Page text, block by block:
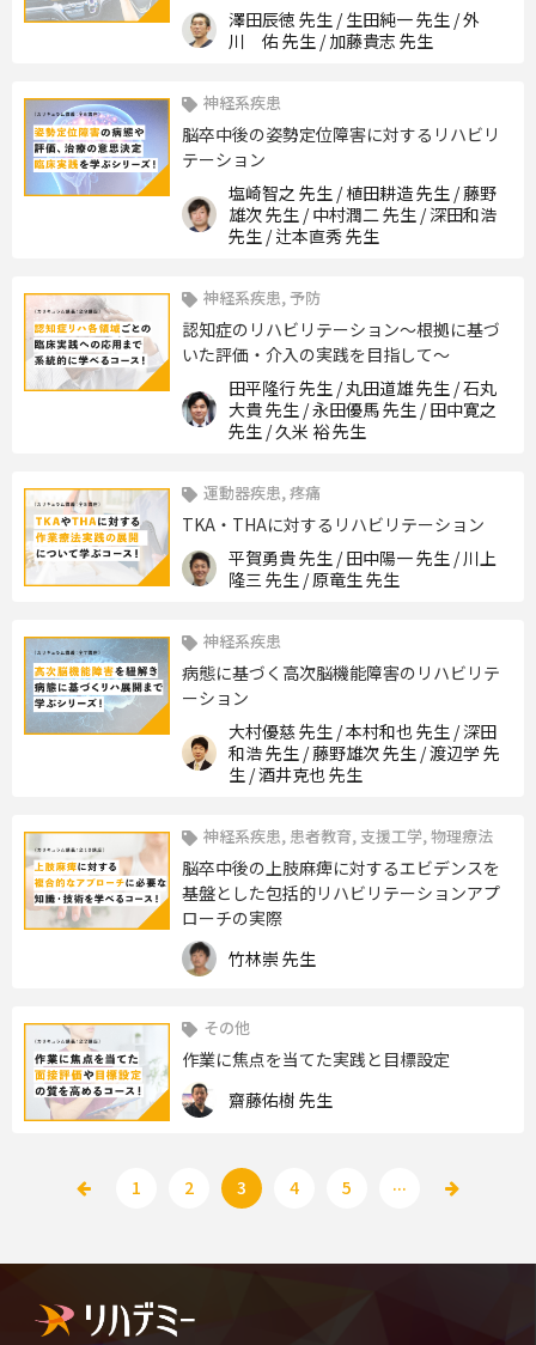
澤田辰徳 先生 / 生田純一 先生 / 外
川 佑 先生 / 加藤貴志 先生
神経系疾患
脳卒中後の姿勢定位障害に対するリハビリ
テーション
塩崎智之 先生 / 植田耕造 先生 / 藤野
雄次 先生 / 中村潤二 先生 / 深田和浩
先生 / 辻本直秀 先生
神経系疾患, 予防
認知症のリハビリテーション〜根拠に基づ
いた評価・介入の実践を目指して〜
田平隆行 先生 / 丸田道雄 先生 / 石丸
大貴 先生 / 永田優馬 先生 / 田中寛之
先生 / 久米 裕 先生
運動器疾患, 疼痛
TKA・THAに対するリハビリテーション
平賀勇貴 先生 / 田中陽一 先生 / 川上
隆三 先生 / 原竜生 先生
神経系疾患
病態に基づく高次脳機能障害のリハビリテ
ーション
大村優慈 先生 / 本村和也 先生 / 深田
和浩 先生 / 藤野雄次 先生 / 渡辺学 先
生 / 酒井克也 先生
神経系疾患, 患者教育, 支援工学, 物理療法
脳卒中後の上肢麻痺に対するエビデンスを
基盤とした包括的リハビリテーションアプ
ローチの実際
竹林崇 先生
その他
作業に焦点を当てた実践と目標設定
齋藤佑樹 先生
1 2 3 4 5 ...